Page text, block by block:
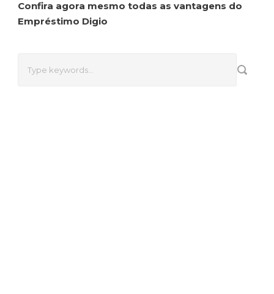
Confira agora mesmo todas as vantagens do
Empréstimo Digio